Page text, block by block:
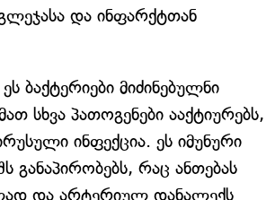
და ინფარქტთან
ბაქტერიები მიძინებულნი
სხვა პათოგენები ააქტიურებს,
ინფექცია. ეს იმუნური
განაპირობებს, რაც ანთებას
და არტერიულ დანალექს